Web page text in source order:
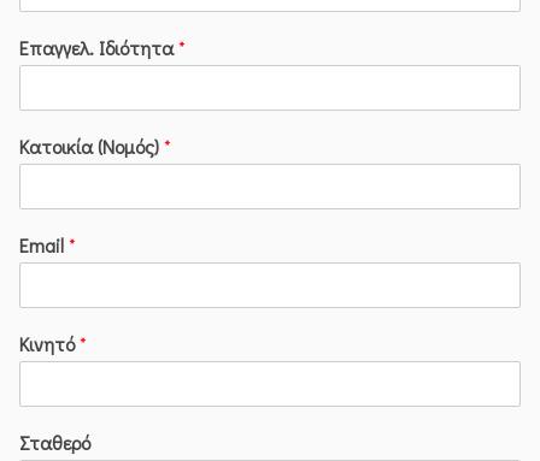
Επαγγελ. Ιδιότητα*
Κατοικία (Νομός)*
Email*
Κινητό*
Σταθερό